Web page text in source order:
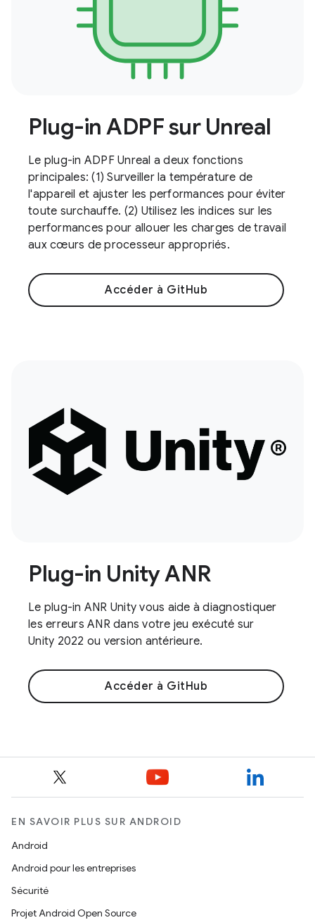
Plug-in ADPF sur Unreal
Le plug-in ADPF Unreal a deux fonctions
principales: (1) Surveiller la température de
l'appareil et ajuster les performances pour éviter
toute surchauffe. (2) Utilisez les indices sur les
performances pour allouer les charges de travail
aux cœurs de processeur appropriés.
Accéder à GitHub
Plug-in Unity ANR
Le plug-in ANR Unity vous aide à diagnostiquer
les erreurs ANR dans votre jeu exécuté sur
Unity 2022 ou version antérieure.
Accéder à GitHub
EN SAVOIR PLUS SUR ANDROID
Android
Android pour les entreprises
Sécurité
Projet Android Open Source